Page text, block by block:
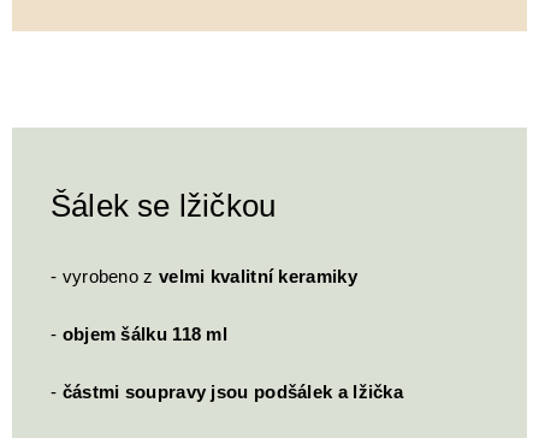
Šálek se lžičkou
- vyrobeno z velmi kvalitní keramiky
- objem šálku 118 ml
- částmi soupravy jsou podšálek a lžička